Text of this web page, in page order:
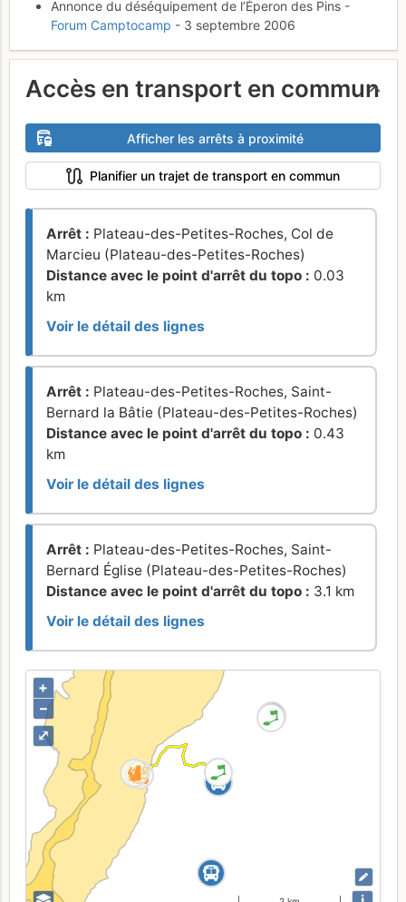
Annonce du déséquipement de l’Éperon des Pins -
Forum Camptocamp - 3 septembre 2006
Accès en transport en commun
Afficher les arrêts à proximité
Planifier un trajet de transport en commun
Arrêt : Plateau-des-Petites-Roches, Col de
Marcieu (Plateau-des-Petites-Roches)
Distance avec le point d'arrêt du topo : 0.03
km
Voir le détail des lignes
Arrêt : Plateau-des-Petites-Roches, Saint-
Bernard la Bâtie (Plateau-des-Petites-Roches)
Distance avec le point d'arrêt du topo : 0.43
km
Voir le détail des lignes
Arrêt : Plateau-des-Petites-Roches, Saint-
Bernard Église (Plateau-des-Petites-Roches)
Distance avec le point d'arrêt du topo : 3.1 km
Voir le détail des lignes
⤢
+
–